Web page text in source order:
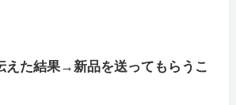
えた結果→新品を送ってもらうこ